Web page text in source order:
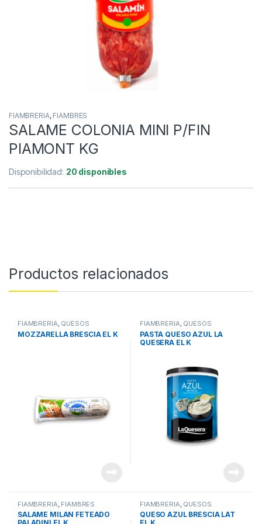
FIAMBRERIA, FIAMBRES
SALAME COLONIA MINI P/FIN
PIAMONT KG
Disponibilidad: 20 disponibles
Productos relacionados
FIAMBRERIA, QUESOS
MOZZARELLA BRESCIA EL K
FIAMBRERIA, QUESOS
PASTA QUESO AZUL LA
QUESERA EL K
FIAMBRERIA FIAMBRES
SALAME MILAN FETEADO
FIAMBRERIA QUESOS
QUESO AZUL BRESCIA LAT